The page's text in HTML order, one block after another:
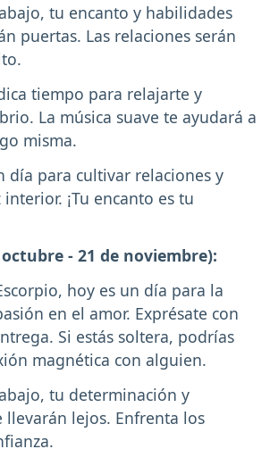
tu encanto y habilidades
puertas. Las relaciones serán
tiempo para relajarte y
La música suave te ayudará a
misma.
día para cultivar relaciones y
¡Tu encanto es tu
- 21 de noviembre):
hoy es un día para la
en el amor. Exprésate con
Si estás soltera, podrías
magnética con alguien.
tu determinación y
llevarán lejos. Enfrenta los